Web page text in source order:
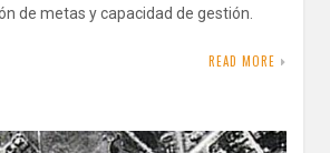
de metas y capacidad de gestión.
READ MORE